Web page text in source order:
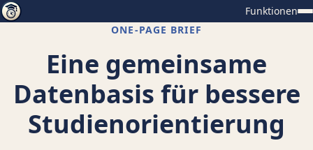
Funktionen
ONE-PAGE BRIEF
Eine gemeinsame
Datenbasis für bessere
Studienorientierung